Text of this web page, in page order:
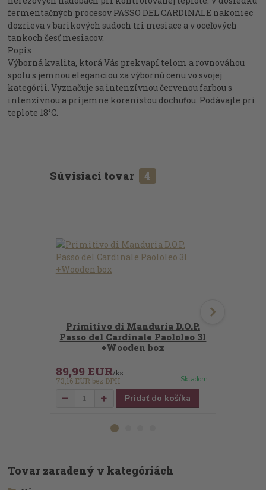
fermentačných procesov PASSO DEL CARDINALE nakoniec
dozrieva v barikových sudoch tri mesiace a v oceľových
tankoch šesť mesiacov.
Popis
Výborná kvalita, ktorá Vás prekvapí telom a rovnováhou
spolu s jemnou eleganciou za výbornú cenu vo svojej
kategórii. Vyznačuje sa intenzívnou červenou farbou s
intenzívnou a príjemne korenistou dochuťou. Podávajte pri
teplote 18°C.
Súvisiaci tovar 4
Primitivo di Manduria D.O.P.
Passo del Cardinale Paololeo 3l
+Wooden box
89,99 EUR/ks
73,16 EUR bez DPH Skladom
Pridať do košíka
Tovar zaradený v kategóriách